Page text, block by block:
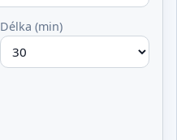
Délka (min)